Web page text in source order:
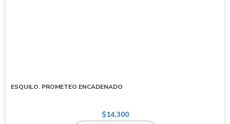
ESQUILO. PROMETEO ENCADENADO
$14,300